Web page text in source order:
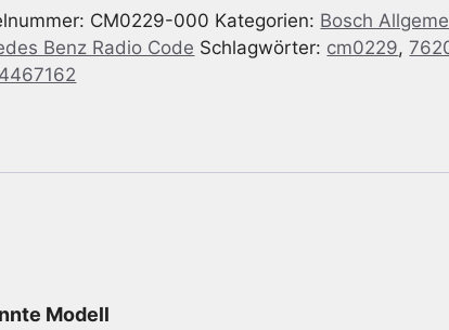
CM0229-000 Kategorien: Bosch
Benz Radio Code Schlagwörter: cm0229,
Modell